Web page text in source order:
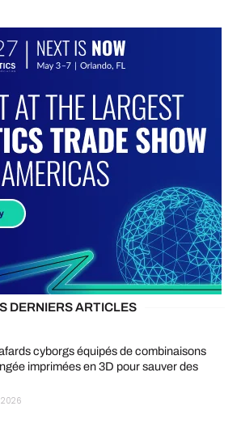
DERNIERS ARTICLES
cyborgs équipés de combinaisons
imprimées en 3D pour sauver des